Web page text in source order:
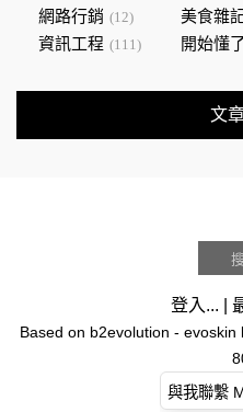
網路行銷 (12) 美食雜
資訊工程 (111) 開始懂了
文
登入...
Based on b2evolution - evoskin
與我聯繫